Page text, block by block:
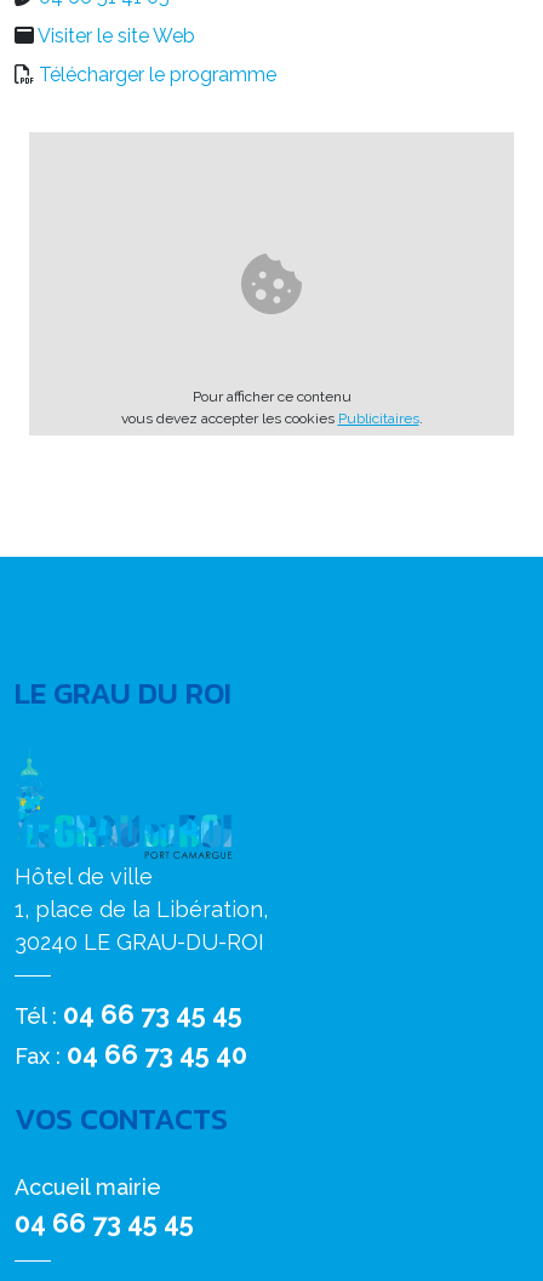
Visiter le site Web
Télécharger le programme
Pour afficher ce contenu
vous devez accepter les cookies Publicitaires.
LE GRAU DU ROI
Hôtel de ville
1, place de la Libération,
30240 LE GRAU-DU-ROI
Tél : 04 66 73 45 45
Fax : 04 66 73 45 40
VOS CONTACTS
Accueil mairie
04 66 73 45 45